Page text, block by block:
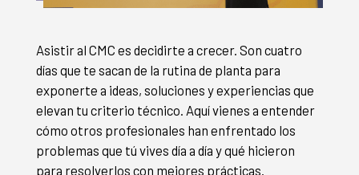
Asistir al CMC es decidirte a crecer. Son cuatro
días que te sacan de la rutina de planta para
exponerte a ideas, soluciones y experiencias que
elevan tu criterio técnico. Aquí vienes a entender
cómo otros profesionales han enfrentado los
problemas que tú vives día a día y qué hicieron
para resolverlos con mejores prácticas.